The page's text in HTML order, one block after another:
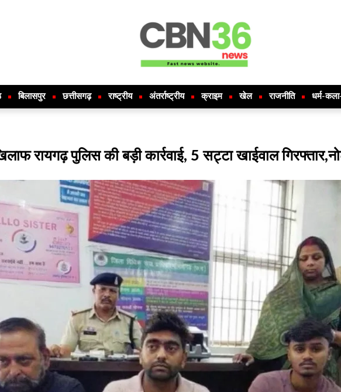
बिलासपुर छत्तीसगढ़ राष्ट्रीय अंतर्राष्ट्रीय क्राइम खेल राजनीति धर्म-
रायगढ़ पुलिस की बड़ी कार्रवाई, 5 सट्टा खाईवाल